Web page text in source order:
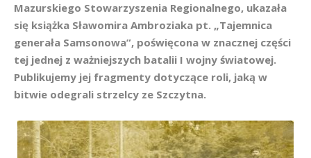
Mazurskiego Stowarzyszenia Regionalnego, ukazała
się książka Sławomira Ambroziaka pt. „Tajemnica
generała Samsonowa”, poświęcona w znacznej części
tej jednej z ważniejszych batalii I wojny światowej.
Publikujemy jej fragmenty dotyczące roli, jaką w
bitwie odegrali strzelcy ze Szczytna.